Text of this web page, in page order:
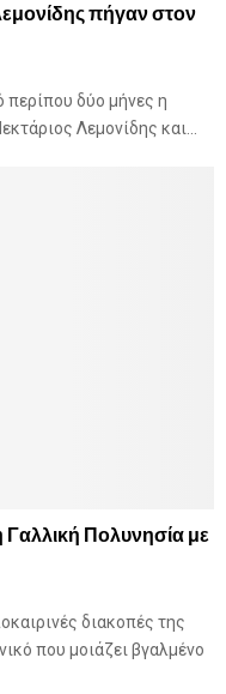
πήγαν στον
περίπου δύο μήνες η
Λεμονίδης και...
Πολυνησία με
διακοπές της
που μοιάζει βγαλμένο